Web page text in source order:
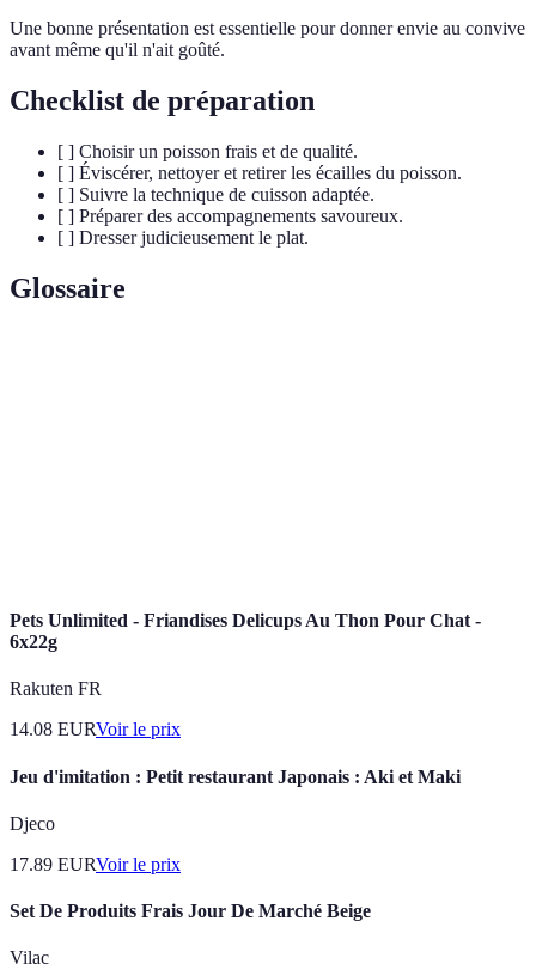
Une bonne présentation est essentielle pour donner envie au convive
avant même qu'il n'ait goûté.
Checklist de préparation
[ ] Choisir un poisson frais et de qualité.
[ ] Éviscérer, nettoyer et retirer les écailles du poisson.
[ ] Suivre la technique de cuisson adaptée.
[ ] Préparer des accompagnements savoureux.
[ ] Dresser judicieusement le plat.
Glossaire
Pets Unlimited - Friandises Delicups Au Thon Pour Chat -
6x22g
Rakuten FR
14.08 EURVoir le prix
Jeu d'imitation : Petit restaurant Japonais : Aki et Maki
Djeco
17.89 EURVoir le prix
Set De Produits Frais Jour De Marché Beige
Vilac